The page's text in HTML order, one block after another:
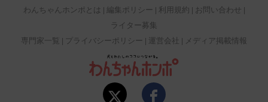
わんちゃんホンポとは 編集ポリシー 利用規約
お問い合わせ
ライター募集
専門家一覧
プライバシーポリシー 運営会社 メディア掲載情報